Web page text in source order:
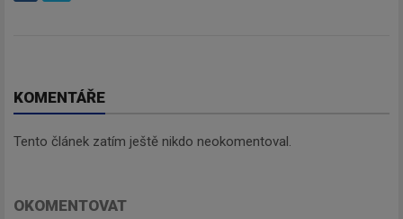
KOMENTÁŘE
Tento článek zatím ještě nikdo neokomentoval.
OKOMENTOVAT